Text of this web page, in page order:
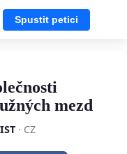
Spustit petici
mezd
· CZ